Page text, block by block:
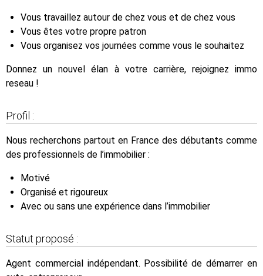
Vous travaillez autour de chez vous et de chez vous
Vous êtes votre propre patron
Vous organisez vos journées comme vous le souhaitez
Donnez un nouvel élan à votre carrière, rejoignez immo
reseau !
Profil :
Nous recherchons partout en France des débutants comme
des professionnels de l’immobilier :
Motivé
Organisé et rigoureux
Avec ou sans une expérience dans l’immobilier
Statut proposé :
Agent commercial indépendant. Possibilité de démarrer en